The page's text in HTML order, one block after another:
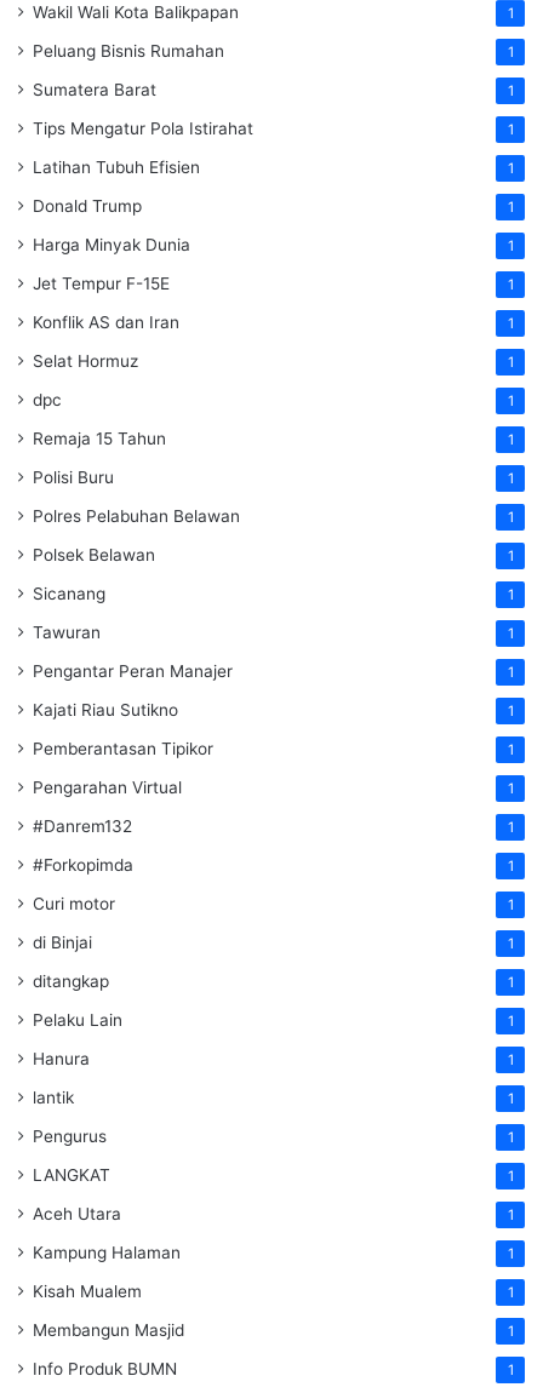
Wakil Wali Kota Balikpapan 1
Peluang Bisnis Rumahan 1
Sumatera Barat 1
Tips Mengatur Pola Istirahat 1
Latihan Tubuh Efisien 1
Donald Trump 1
Harga Minyak Dunia 1
Jet Tempur F-15E 1
Konflik AS dan Iran 1
Selat Hormuz 1
dpc 1
Remaja 15 Tahun 1
Polisi Buru 1
Polres Pelabuhan Belawan 1
Polsek Belawan 1
Sicanang 1
Tawuran 1
Pengantar Peran Manajer 1
Kajati Riau Sutikno 1
Pemberantasan Tipikor 1
Pengarahan Virtual 1
#Danrem132 1
#Forkopimda 1
Curi motor 1
di Binjai 1
ditangkap 1
Pelaku Lain 1
Hanura 1
lantik 1
Pengurus 1
LANGKAT 1
Aceh Utara 1
Kampung Halaman 1
Kisah Mualem 1
Membangun Masjid 1
Info Produk BUMN 1